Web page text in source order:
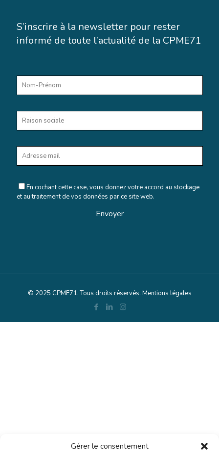
Gérer le consentement
S’inscrire à la newsletter pour rester
informé de toute l’actualité de la CPME71
En cochant cette case, vous donnez votre accord au stockage
et au traitement de vos données par ce site web.
© 2025 CPME71. Tous droits réservés. Mentions légales